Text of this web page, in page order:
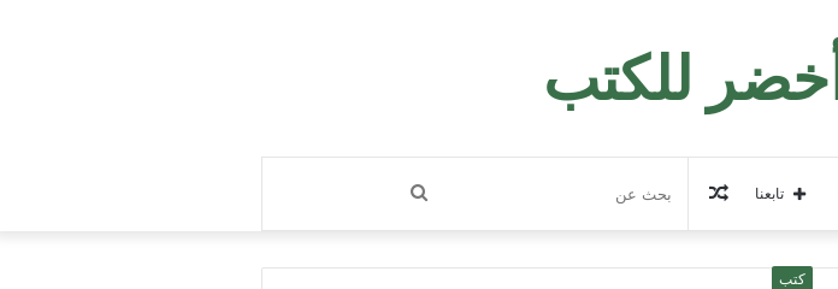
للكتب
بحث
عن
مقال
عشوائي
تابعنا
كتب